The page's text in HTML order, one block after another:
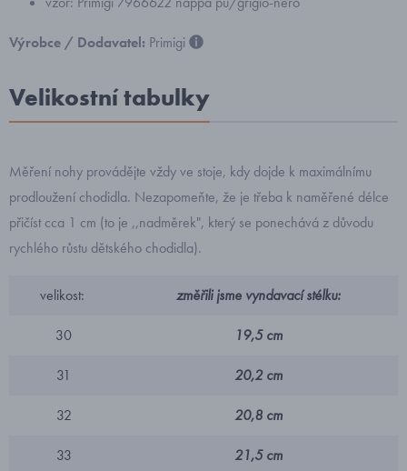
Výrobce / Dodavatel: Primigi
Velikostní tabulky
Měření nohy provádějte vždy ve stoje, kdy dojde k maximálnímu
prodloužení chodidla. Nezapomeňte, že je třeba k naměřené délce
přičíst cca 1 cm (to je ,,nadměrek", který se ponechává z důvodu
rychlého růstu dětského chodidla).
velikost: změřili jsme vyndavací stélku:
30 19,5 cm
31 20,2 cm
32 20,8 cm
33 21,5 cm